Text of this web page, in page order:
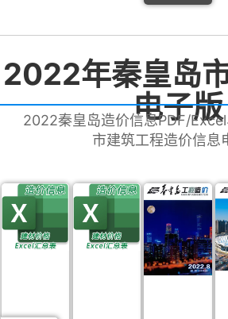
2022年秦皇岛
电子版
2022秦皇岛造价信息PDF/
市建筑工程造价信息